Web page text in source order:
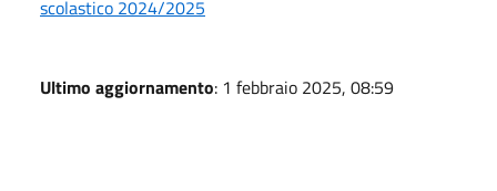
scolastico 2024/2025
Ultimo aggiornamento: 1 febbraio 2025, 08:59